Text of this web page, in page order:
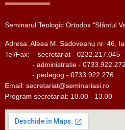
Seminarul Teologic Ortodox "Sfântul
Adresa: Aleea M. Sadoveanu nr. 46,
Tel/Fax: - secretariat - 0232.217.045
- administratie - 0733.922.272
- pedagog - 0733.922.276
Email: secretariat@seminariasi.ro
Program secretariat: 10.00 - 13.00